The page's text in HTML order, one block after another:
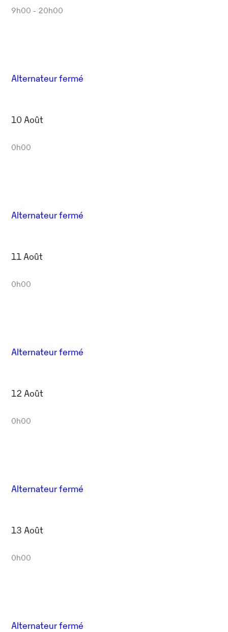
9h00 - 20h00
Alternateur fermé
10 Août
0h00
Alternateur fermé
11 Août
0h00
Alternateur fermé
12 Août
0h00
Alternateur fermé
13 Août
0h00
Alternateur fermé